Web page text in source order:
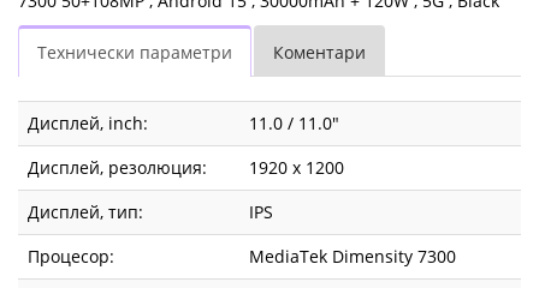
Технически параметри Коментари
Дисплей, inch:
11.0 / 11.0"
Дисплей, резолюция:
1920 x 1200
Дисплей, тип:
IPS
Процесор:
MediaTek Dimensity 7300